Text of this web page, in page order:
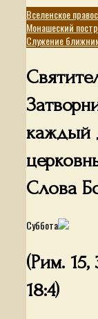
Вселенское
Монашеский
Служение
каждый
Слова
Суббота
(Рим.
18:4)